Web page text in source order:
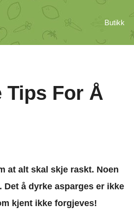
Butikk
Tips For Å
at alt skal skje raskt. Noen
å dyrke asparges er ikke
kjent ikke forgjeves!